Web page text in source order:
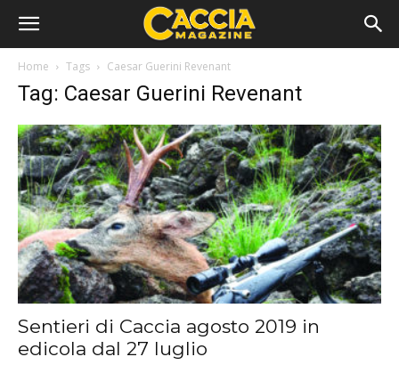
Home Tags Caesar Guerini Revenant
Tag: Caesar Guerini Revenant
Sentieri di Caccia agosto 2019 in
edicola dal 27 luglio